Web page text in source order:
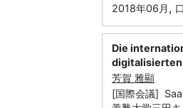
2018年06月 ,
Die
芳賀 雅顯
[国際会議]